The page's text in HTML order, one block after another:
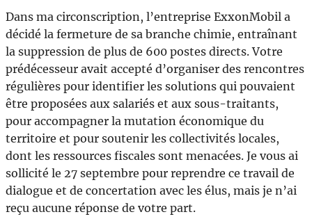
Dans ma circonscription, l’entreprise ExxonMobil a
décidé la fermeture de sa branche chimie, entraînant
la suppression de plus de 600 postes directs. Votre
prédécesseur avait accepté d’organiser des rencontres
régulières pour identifier les solutions qui pouvaient
être proposées aux salariés et aux sous-traitants,
pour accompagner la mutation économique du
territoire et pour soutenir les collectivités locales,
dont les ressources fiscales sont menacées. Je vous ai
sollicité le 27 septembre pour reprendre ce travail de
dialogue et de concertation avec les élus, mais je n’ai
reçu aucune réponse de votre part.